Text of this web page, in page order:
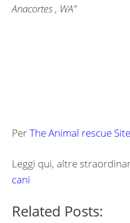
Anacortes , WA”
PerThe Animal rescue
Leggi qui, altre
cani
Related Posts: